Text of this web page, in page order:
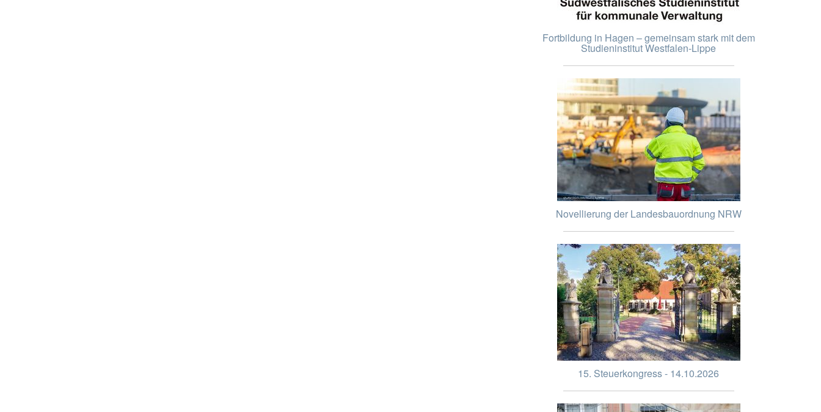
Fortbildung in Hagen – gemeinsam stark mit dem
Studieninstitut Westfalen-Lippe
Novellierung der Landesbauordnung NRW
15. Steuerkongress - 14.10.2026